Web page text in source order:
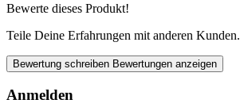
Bewerte dieses Produkt!
Teile Deine Erfahrungen mit anderen Kunden.
Bewertung schreiben Bewertungen anzeigen
Anmelden